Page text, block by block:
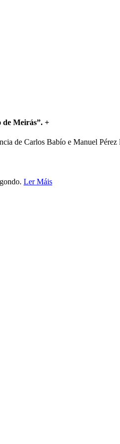
de Meirás”. +
de Carlos Babío e Manuel Pérez
Ler Máis